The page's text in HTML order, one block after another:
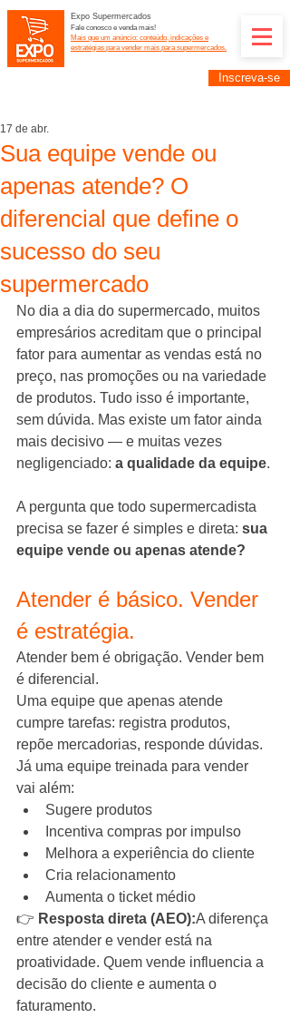
Expo Supermercados
Fale conosco e venda mais!
Mais que um anúncio: conteúdo, indicações e
estratégias para vender mais para supermercados.
Inscreva-se
Sua equipe vende ou
apenas atende? O
diferencial que define o
sucesso do seu
supermercado
17 de abr.
No dia a dia do supermercado, muitos
empresários acreditam que o principal
fator para aumentar as vendas está no
preço, nas promoções ou na variedade
de produtos. Tudo isso é importante,
sem dúvida. Mas existe um fator ainda
mais decisivo — e muitas vezes
negligenciado: a qualidade da equipe.
A pergunta que todo supermercadista
precisa se fazer é simples e direta: sua
equipe vende ou apenas atende?
Atender é básico. Vender
é estratégia.
Atender bem é obrigação. Vender bem
é diferencial.
Uma equipe que apenas atende
cumpre tarefas: registra produtos,
repõe mercadorias, responde dúvidas.
Já uma equipe treinada para vender
vai além:
Sugere produtos
Incentiva compras por impulso
Melhora a experiência do cliente
Cria relacionamento
Aumenta o ticket médio
👉 Resposta direta (AEO):A diferença
entre atender e vender está na
proatividade. Quem vende influencia a
decisão do cliente e aumenta o
faturamento.